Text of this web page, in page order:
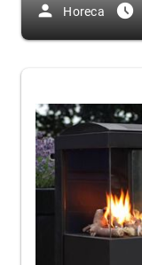
person Horeca access_time_filled